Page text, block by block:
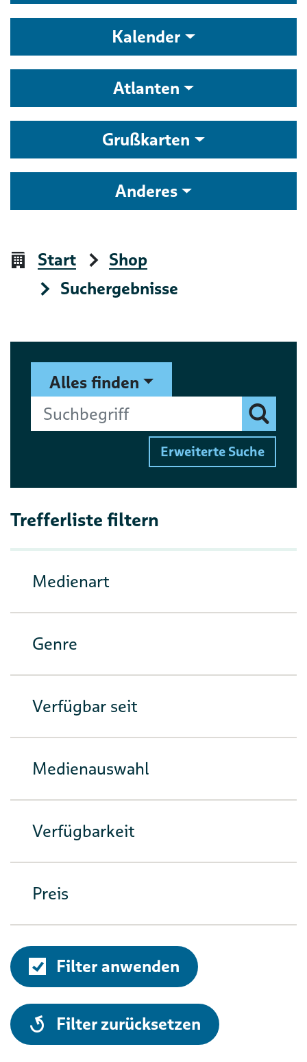
Kalender
Atlanten
Grußkarten
Anderes
Start
Shop
Suchergebnisse
Suchformular
Alles finden
Suchbegriff
Finden
Erweiterte Suche
Trefferliste filtern
Medienart
Genre
Verfügbar seit
Medienauswahl
Verfügbarkeit
Preis
Filter anwenden
alle
Filter zurücksetzen